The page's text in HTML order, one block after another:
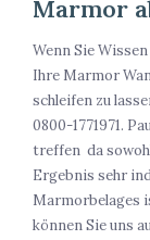
Marmor
Wenn Sie
Ihre Marmor
schleifen zu
0800-1771971.
treffen da
Ergebnis sehr
Marmorbelages
können Sie uns